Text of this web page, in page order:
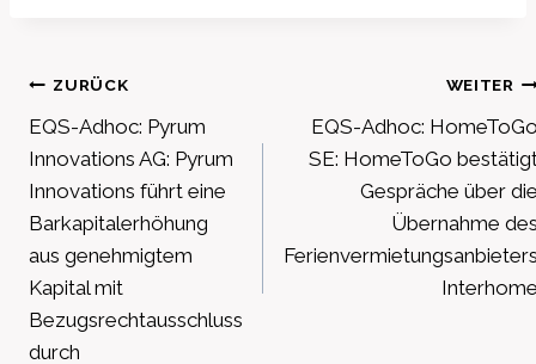
Beitragsnavigation
ZURÜCK
EQS-Adhoc: Pyrum
Innovations AG: Pyrum
Innovations führt eine
Barkapitalerhöhung
aus genehmigtem
Kapital mit
Bezugsrechtausschluss
durch
WEITER
EQS-Adhoc:
SE: HomeToGo
Gespräche über
Übernahme